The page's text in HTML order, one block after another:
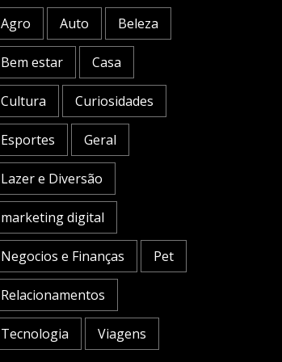
Agro Auto Beleza
Bem estar Casa
Cultura Curiosidades
Esportes Geral
Lazer e Diversão
marketing digital
Negocios e Finanças Pet
Relacionamentos
Tecnologia Viagens